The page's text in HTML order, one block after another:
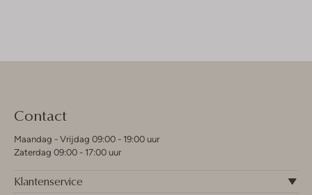
Contact
Maandag - Vrijdag 09:00 - 19:00 uur
Zaterdag 09:00 - 17:00 uur
Klantenservice